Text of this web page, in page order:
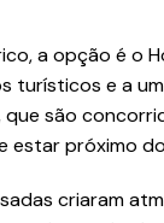
a opção é o
turísticos e a um
que são
estar próximo
criaram